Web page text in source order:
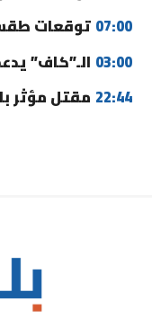
07:00 توقعات
03:00 الـ”كاف”
22:44 مقتل مؤثر